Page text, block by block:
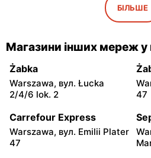
Warszawa, вул. Wisełki 6
Netto
Miedzeszyński 69
18
Netto
171
Netto
БІЛЬШЕ
Магазини інших мереж у
Żabka
Warszawa, вул. Łucka
2/4/6 lok. 2
47
Carrefour Express
Warszawa, вул. Emilii Plater
47